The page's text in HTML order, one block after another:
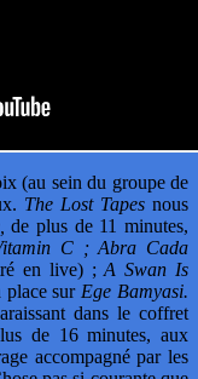
(au sein du groupe de
The Lost Tapes nous
de plus de 11 minutes,
C ; Abra Cada
en live) ;A Swan Is
place sur Ege Bamyasi.
dans le coffret
de 16 minutes, aux
accompagné par les